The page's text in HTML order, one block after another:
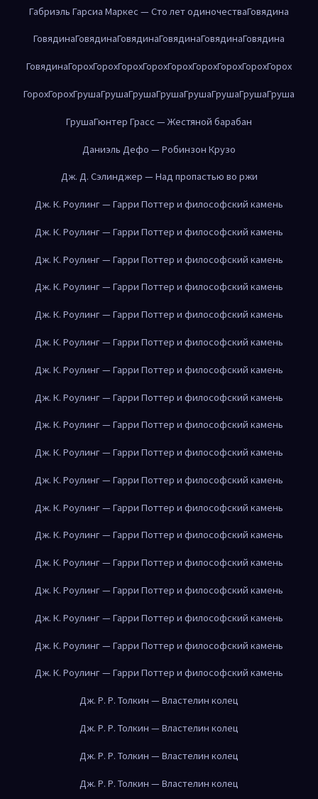
Габриэль Гарсиа Маркес — Сто лет одиночестваГовядина
ГовядинаГовядинаГовядинаГовядинаГовядинаГовядина
ГовядинаГорохГорохГорохГорохГорохГорохГорохГорохГорох
ГорохГорохГрушаГрушаГрушаГрушаГрушаГрушаГрушаГруша
ГрушаГюнтер Грасс — Жестяной барабан
Даниэль Дефо — Робинзон Крузо
Дж. Д. Сэлинджер — Над пропастью во ржи
Дж. К. Роулинг — Гарри Поттер и философский камень
Дж. К. Роулинг — Гарри Поттер и философский камень
Дж. К. Роулинг — Гарри Поттер и философский камень
Дж. К. Роулинг — Гарри Поттер и философский камень
Дж. К. Роулинг — Гарри Поттер и философский камень
Дж. К. Роулинг — Гарри Поттер и философский камень
Дж. К. Роулинг — Гарри Поттер и философский камень
Дж. К. Роулинг — Гарри Поттер и философский камень
Дж. К. Роулинг — Гарри Поттер и философский камень
Дж. К. Роулинг — Гарри Поттер и философский камень
Дж. К. Роулинг — Гарри Поттер и философский камень
Дж. К. Роулинг — Гарри Поттер и философский камень
Дж. К. Роулинг — Гарри Поттер и философский камень
Дж. К. Роулинг — Гарри Поттер и философский камень
Дж. К. Роулинг — Гарри Поттер и философский камень
Дж. К. Роулинг — Гарри Поттер и философский камень
Дж. К. Роулинг — Гарри Поттер и философский камень
Дж. К. Роулинг — Гарри Поттер и философский камень
Дж. Р. Р. Толкин — Властелин колец
Дж. Р. Р. Толкин — Властелин колец
Дж. Р. Р. Толкин — Властелин колец
Дж. Р. Р. Толкин — Властелин колец